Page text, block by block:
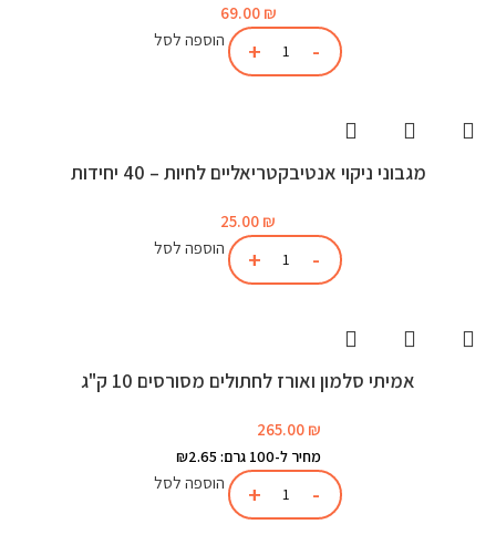
69.00 ₪
הוספה לסל
מגבוני ניקוי אנטיבקטריאליים לחיות – 40 יחידות
25.00 ₪
הוספה לסל
אמיתי סלמון ואורז לחתולים מסורסים 10 ק"ג
265.00 ₪
מחיר ל-100 גרם: ₪2.65
הוספה לסל